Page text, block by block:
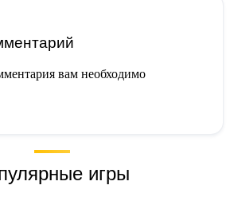
вам необходимо
игры